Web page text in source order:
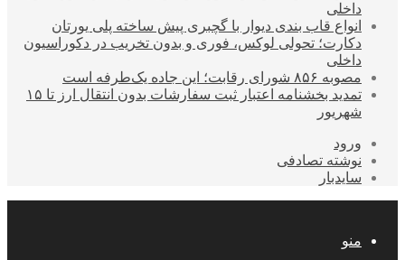
داخلی
انواع قاب بندی دیوار با گچبری پیش ساخته پلی یورتان
دکارت؛ تحولی لوکس، فوری و بدون تخریب در دکوراسیون
داخلی
مصوبه ۸۵۶ شورای رقابت؛ این جاده یک‌طرفه است
تمدید بخشنامه اعتبار ثبت سفارشات بدون انتقال ارز تا ۱۵
شهریور
ورود
نوشته تصادفی
سایدبار
منو